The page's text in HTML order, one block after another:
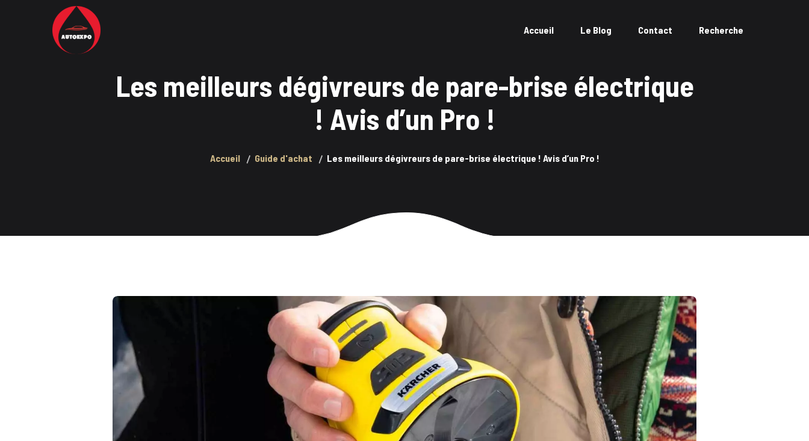
Accueil Le Blog Contact Recherche
Les meilleurs dégivreurs de pare-brise électrique
! Avis d’un Pro !
Accueil Guide d'achat Les meilleurs dégivreurs de pare-brise électrique ! Avis d’un Pro !